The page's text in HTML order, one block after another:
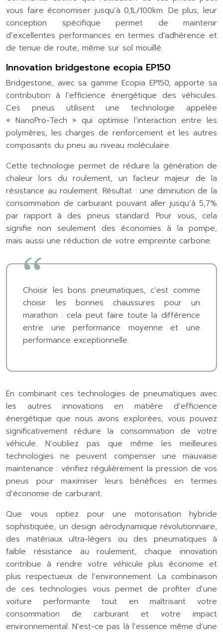
vous faire économiser jusqu’à 0,1L/100km. De plus, leur
conception spécifique permet de maintenir
d’excellentes performances en termes d’adhérence et
de tenue de route, même sur sol mouillé.
Innovation bridgestone ecopia EP150
Bridgestone, avec sa gamme Ecopia EP150, apporte sa
contribution à l’efficience énergétique des véhicules.
Ces pneus utilisent une technologie appelée
« NanoPro-Tech » qui optimise l’interaction entre les
polymères, les charges de renforcement et les autres
composants du pneu au niveau moléculaire.
Cette technologie permet de réduire la génération de
chaleur lors du roulement, un facteur majeur de la
résistance au roulement. Résultat : une diminution de la
consommation de carburant pouvant aller jusqu’à 5,7%
par rapport à des pneus standard. Pour vous, cela
signifie non seulement des économies à la pompe,
mais aussi une réduction de votre empreinte carbone.
Choisir les bons pneumatiques, c’est comme
choisir les bonnes chaussures pour un
marathon : cela peut faire toute la différence
entre une performance moyenne et une
performance exceptionnelle.
En combinant ces technologies de pneumatiques avec
les autres innovations en matière d’efficience
énergétique que nous avons explorées, vous pouvez
significativement réduire la consommation de votre
véhicule. N’oubliez pas que même les meilleures
technologies ne peuvent compenser une mauvaise
maintenance : vérifiez régulièrement la pression de vos
pneus pour maximiser leurs bénéfices en termes
d’économie de carburant.
Que vous optiez pour une motorisation hybride
sophistiquée, un design aérodynamique révolutionnaire,
des matériaux ultra-légers ou des pneumatiques à
faible résistance au roulement, chaque innovation
contribue à rendre votre véhicule plus économe et
plus respectueux de l’environnement. La combinaison
de ces technologies vous permet de profiter d’une
voiture performante tout en maîtrisant votre
consommation de carburant et votre impact
environnemental. N’est-ce pas là l’essence même d’une